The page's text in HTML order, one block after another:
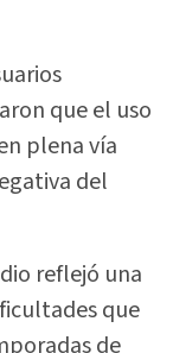
que el uso
plena vía
del
reflejó una
que
de